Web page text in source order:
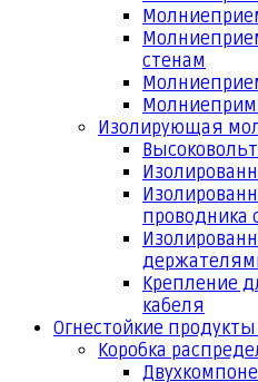
стенам
Изолирующая
проводника
Крепление
кабеля
Огнестойкие продукты
Коробка